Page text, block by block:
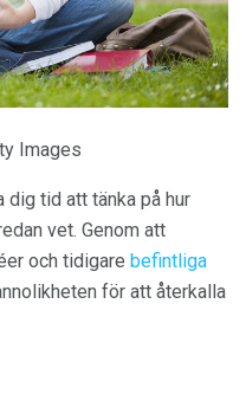
Images
dig tid att tänka på hur
vet. Genom att
och tidigare befintliga
för att återkalla